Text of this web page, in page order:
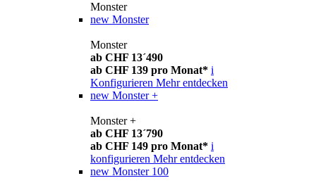
Monster
new Monster
Monster
ab CHF 13´490
ab CHF 139 pro Monat* i
Konfigurieren Mehr entdecken
new Monster +
Monster +
ab CHF 13´790
ab CHF 149 pro Monat* i
konfigurieren Mehr entdecken
new Monster 100